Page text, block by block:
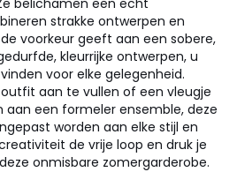
belichamen een echt
strakke ontwerpen en
voorkeur geeft aan een sobere,
kleurrijke ontwerpen, u
voor elke gelegenheid.
aan te vullen of een vleugje
een formeler ensemble, deze
worden aan elke stijl en
de vrije loop en druk je
onmisbare zomergarderobe.